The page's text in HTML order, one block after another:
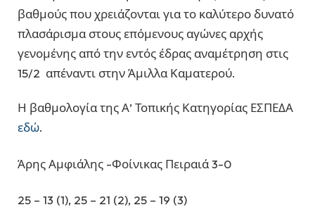
βαθμούς που χρειάζονται για το καλύτερο δυνατό
πλασάρισμα στους επόμενους αγώνες αρχής
γενομένης από την εντός έδρας αναμέτρηση στις
15/2 απέναντι στην Άμιλλα Καματερού.
Η βαθμολογία της Α’ Τοπικής Κατηγορίας ΕΣΠΕΔΑ
εδώ.
Άρης Αμφιάλης -Φοίνικας Πειραιά 3-0
25 – 13 (1), 25 – 21 (2), 25 – 19 (3)